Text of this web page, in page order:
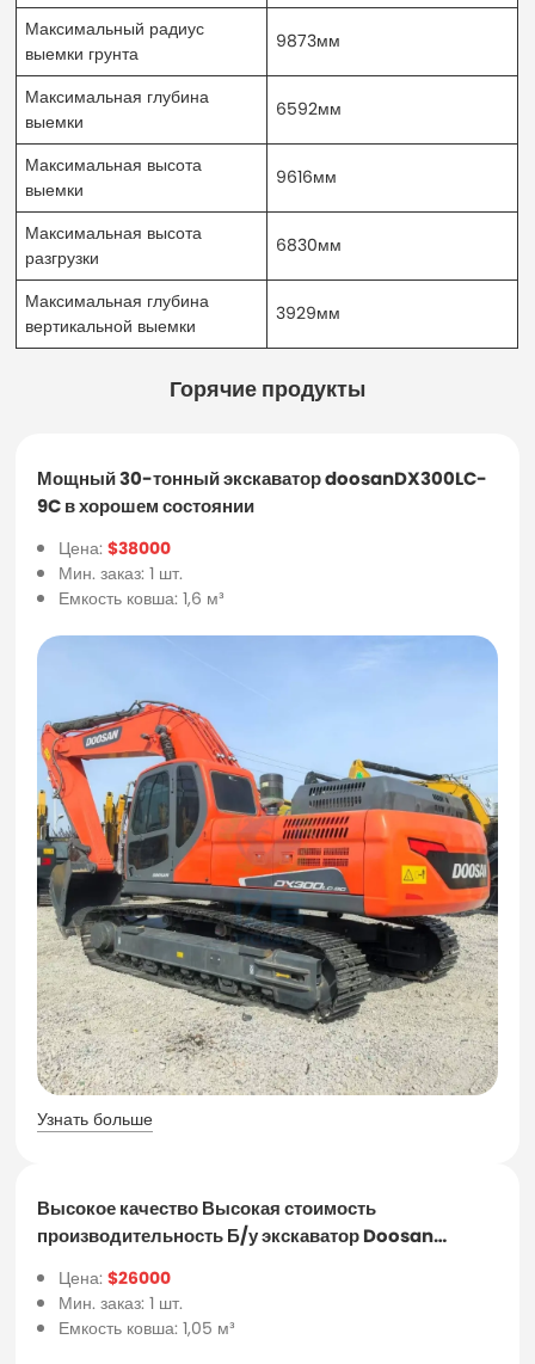
Максимальный радиус
выемки грунта
9873мм
Максимальная глубина
выемки
6592мм
Максимальная высота
выемки
9616мм
Максимальная высота
разгрузки
6830мм
Максимальная глубина
вертикальной выемки
3929мм
Горячие продукты
Мощный 30-тонный экскаватор doosanDX300LC-
9C в хорошем состоянии
Цена:$38000
Мин. заказ: 1 шт.
Емкость ковша: 1,6 м³
Узнать больше
Высокое качество Высокая стоимость
производительность Б/у экскаватор Doosan
Цена:$26000
Мин. заказ: 1 шт.
Емкость ковша: 1,05 м³